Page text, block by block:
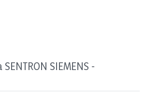
SIEMENS -